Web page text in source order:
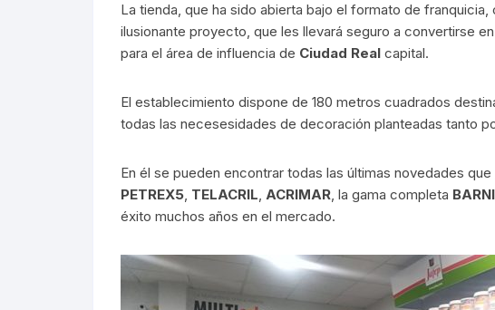
La tienda, que ha sido abierta bajo el formato de franquicia,
ilusionante proyecto, que les llevará seguro a convertirse
para el área de influencia de Ciudad Real capital.
El establecimiento dispone de 180 metros cuadrados
todas las necesesidades de decoración planteadas tanto
En él se pueden encontrar todas las últimas novedades que
PETREX5, TELACRIL, ACRIMAR, la gama completa
éxito muchos años en el mercado.